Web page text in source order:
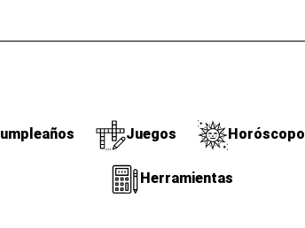
Juegos Horóscopo
Herramientas